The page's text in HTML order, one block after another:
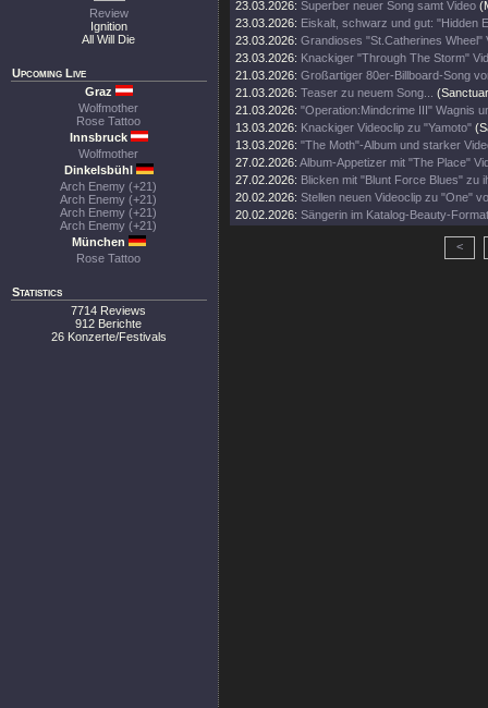
Review
Ignition
All Will Die
Upcoming Live
Graz
Wolfmother
Rose Tattoo
Innsbruck
Wolfmother
Dinkelsbühl
Arch Enemy (+21)
Arch Enemy (+21)
Arch Enemy (+21)
Arch Enemy (+21)
München
Rose Tattoo
Statistics
7714 Reviews
912 Berichte
26 Konzerte/Festivals
23.03.2026: Superber neuer Song samt Video
23.03.2026: Eiskalt, schwarz und gut: "Hidden
23.03.2026: Grandioses "St.Catherines Wheel"
23.03.2026: Knackiger "Through The Storm"
21.03.2026: Großartiger 80er-Billboard-Song
21.03.2026: Teaser zu neuem Song...
21.03.2026: "Operation:Mindcrime III" Wagnis
13.03.2026: Knackiger Videoclip zu "Yamoto"
13.03.2026: "The Moth"-Album und starker
27.02.2026: Album-Appetizer mit "The Place"
27.02.2026: Blicken mit "Blunt Force Blues" zu
20.02.2026: Stellen neuen Videoclip zu "One"
20.02.2026: Sängerin im Katalog-Beauty-
<